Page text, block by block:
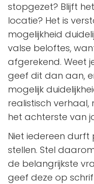
stopgezet? Blijft
locatie? Het is
mogelijkheid
valse beloftes,
afgerekend. Weet
geef dit dan aan,
mogelijk
realistisch
het achterste van
Niet iedereen durft
stellen. Stel
de belangrijkste
geef deze op